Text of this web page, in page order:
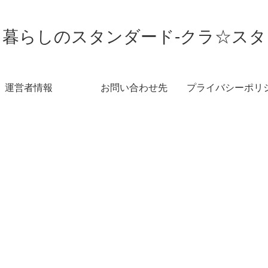
暮らしのスタンダード-クラ☆スタ
運営者情報 お問い合わせ先